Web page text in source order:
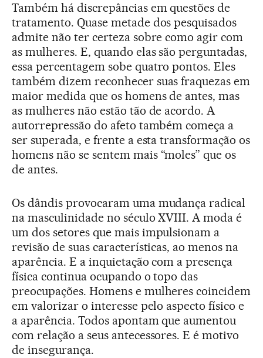
Também há discrepâncias em questões de
tratamento. Quase metade dos pesquisados
admite não ter certeza sobre como agir com
as mulheres. E, quando elas são perguntadas,
essa percentagem sobe quatro pontos. Eles
também dizem reconhecer suas fraquezas em
maior medida que os homens de antes, mas
as mulheres não estão tão de acordo. A
autorrepressão do afeto também começa a
ser superada, e frente a esta transformação os
homens não se sentem mais “moles” que os
de antes.
Os dândis provocaram uma mudança radical
na masculinidade no século XVIII. A moda é
um dos setores que mais impulsionam a
revisão de suas características, ao menos na
aparência. E a inquietação com a presença
física continua ocupando o topo das
preocupações. Homens e mulheres coincidem
em valorizar o interesse pelo aspecto físico e
a aparência. Todos apontam que aumentou
com relação a seus antecessores. E é motivo
de insegurança.